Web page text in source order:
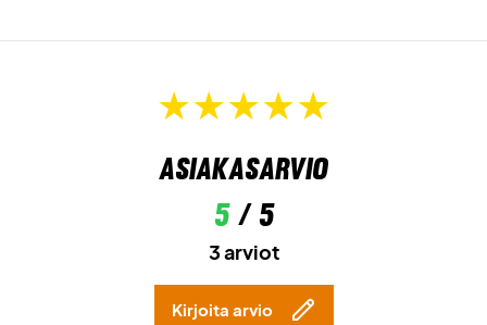
Asiakasarvio
5/ 5
3 arviot
Kirjoita arvio